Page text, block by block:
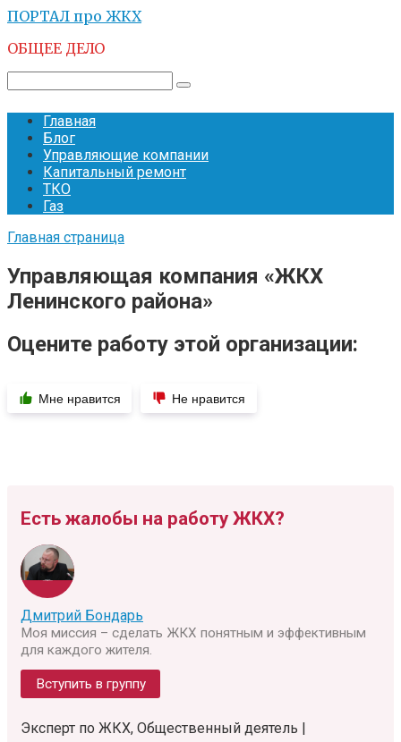
Перейти
контенту
ПОРТАЛ про ЖКХ
ОБЩЕЕ ДЕЛО
Главная
Блог
Управляющие компании
Капитальный ремонт
ТКО
Газ
Главная страница
Управляющая компания «ЖКХ
Ленинского района»
Оцените работу этой организации:
Мне нравится Не нравится
Есть жалобы на работу ЖКХ?
Дмитрий Бондарь
Моя миссия – сделать ЖКХ понятным и эффективным
для каждого жителя.
Вступить в группу
Эксперт по ЖКХ, Общественный деятель |